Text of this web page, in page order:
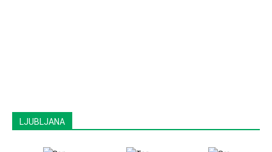
LJUBLJANA